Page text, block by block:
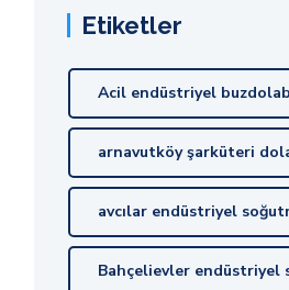
Etiketler
Acil endüstriyel
arnavutköy şarküteri
avcılar endüstriyel
Bahçelievler endüstriyel